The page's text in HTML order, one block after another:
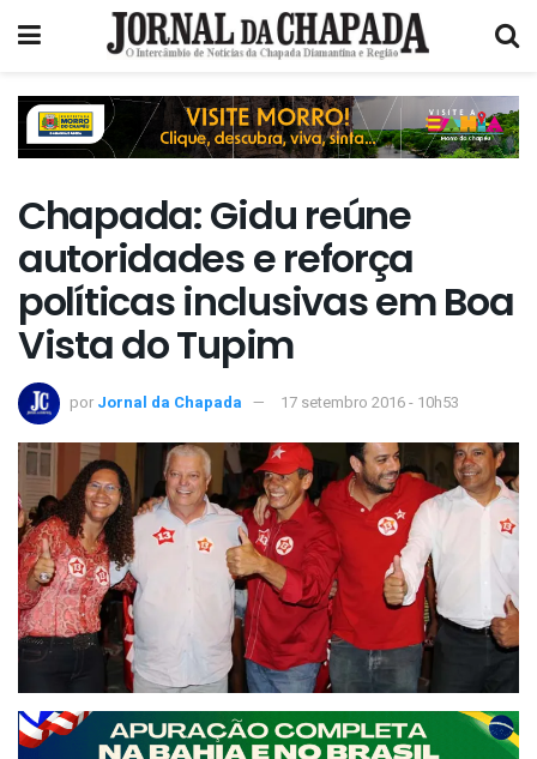
Chapada: Gidu reúne
autoridades e reforça
políticas inclusivas em Boa
Vista do Tupim
por Jornal da Chapada 17 setembro 2016 - 10h53